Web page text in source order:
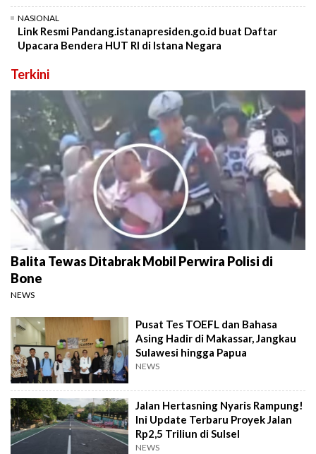
NASIONAL
Link Resmi Pandang.istanapresiden.go.id buat Daftar
Upacara Bendera HUT RI di Istana Negara
Terkini
Balita Tewas Ditabrak Mobil Perwira Polisi di
Bone
NEWS
Pusat Tes TOEFL dan Bahasa
Asing Hadir di Makassar, Jangkau
Sulawesi hingga Papua
NEWS
Jalan Hertasning Nyaris Rampung!
Ini Update Terbaru Proyek Jalan
Rp2,5 Triliun di Sulsel
NEWS